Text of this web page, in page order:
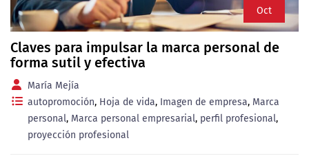
Oct
Claves para impulsar la marca personal de
forma sutil y efectiva
María Mejía
autopromoción, Hoja de vida, Imagen de empresa, Marca
personal, Marca personal empresarial, perfil profesional,
proyección profesional